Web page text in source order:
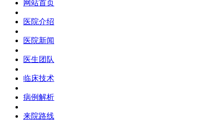
网站首页
医院介绍
医院新闻
医生团队
临床技术
病例解析
来院路线